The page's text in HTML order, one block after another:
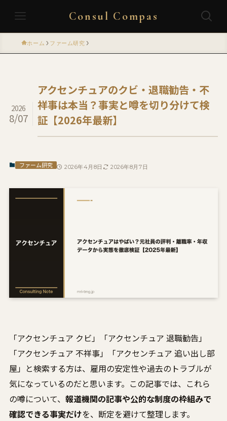
Consul Compas
ホーム ファーム研究
アクセンチュアのクビ・退職勧告・不
祥事は本当？事実と噂を切り分けて検
証【2026年最新】
2026
8/07
ファーム研究 2026年4月8日 2026年8月7日
「アクセンチュア クビ」「アクセンチュア 退職勧告」
「アクセンチュア 不祥事」「アクセンチュア 追い出し部
屋」と検索する方は、雇用の安定性や過去のトラブルが
気になっているのだと思います。この記事では、これら
の噂について、 報道機関の記事や公的な制度の枠組みで
確認できる事実だけを、断定を避けて整理します。